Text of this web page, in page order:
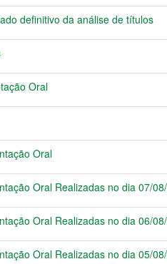
definitivo da análise de títulos
Oral
Oral
Oral Realizadas no dia 07/
Oral Realizadas no dia 06/
Oral Realizadas no dia 05/